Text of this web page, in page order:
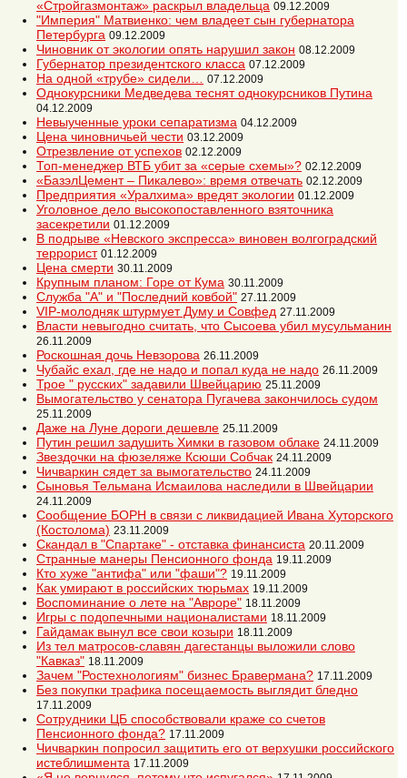
«Стройгазмонтаж» раскрыл владельца 09.12.2009
"Империя" Матвиенко: чем владеет сын губернатора
Петербурга 09.12.2009
Чиновник от экологии опять нарушил закон 08.12.2009
Губернатор президентского класса 07.12.2009
На одной «трубе» сидели… 07.12.2009
Однокурсники Медведева теснят однокурсников Путина
04.12.2009
Невыученные уроки сепаратизма 04.12.2009
Цена чиновничьей чести 03.12.2009
Отрезвление от успехов 02.12.2009
Топ-менеджер ВТБ убит за «серые схемы»? 02.12.2009
«БазэлЦемент – Пикалево»: время отвечать 02.12.2009
Предприятия «Уралхима» вредят экологии 01.12.2009
Уголовное дело высокопоставленного взяточника
засекретили 01.12.2009
В подрыве «Невского экспресса» виновен волгоградский
террорист 01.12.2009
Цена смерти 30.11.2009
Крупным планом: Горе от Кума 30.11.2009
Служба "А" и "Последний ковбой" 27.11.2009
VIP-молодняк штурмует Думу и Совфед 27.11.2009
Власти невыгодно считать, что Сысоева убил мусульманин
26.11.2009
Роскошная дочь Невзорова 26.11.2009
Чубайс ехал, где не надо и попал куда не надо 26.11.2009
Трое " русских" задавили Швейцарию 25.11.2009
Вымогательство у сенатора Пугачева закончилось судом
25.11.2009
Даже на Луне дороги дешевле 25.11.2009
Путин решил задушить Химки в газовом облаке 24.11.2009
Звездочки на фюзеляже Ксюши Собчак 24.11.2009
Чичваркин сядет за вымогательство 24.11.2009
Сыновья Тельмана Исмаилова наследили в Швейцарии
24.11.2009
Сообщение БОРН в связи с ликвидацией Ивана Хуторского
(Костолома) 23.11.2009
Скандал в "Спартаке" - отставка финансиста 20.11.2009
Странные манеры Пенсионного фонда 19.11.2009
Кто хуже "антифа" или "фаши"? 19.11.2009
Как умирают в российских тюрьмах 19.11.2009
Воспоминание о лете на "Авроре" 18.11.2009
Игры с подопечными националистами 18.11.2009
Гайдамак вынул все свои козыри 18.11.2009
Из тел матросов-славян дагестанцы выложили слово
"Кавказ" 18.11.2009
Зачем "Ростехнологиям" бизнес Бравермана? 17.11.2009
Без покупки трафика посещаемость выглядит бледно
17.11.2009
Сотрудники ЦБ способствовали краже со счетов
Пенсионного фонда? 17.11.2009
Чичваркин попросил защитить его от верхушки российского
истеблишмента 17.11.2009